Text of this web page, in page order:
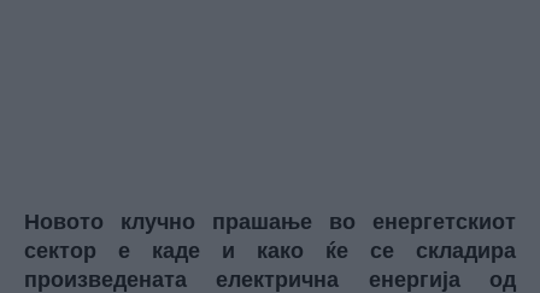
Новото клучно прашање во енергетскиот
сектор е каде и како ќе се складира
произведената електрична енергија од